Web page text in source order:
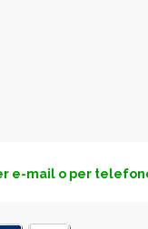
e-mail o per